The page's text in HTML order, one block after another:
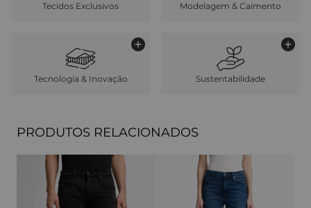
Tecidos Exclusivos Modelagem & Caimento
Tecnologia & Inovação Sustentabilidade
PRODUTOS RELACIONADOS